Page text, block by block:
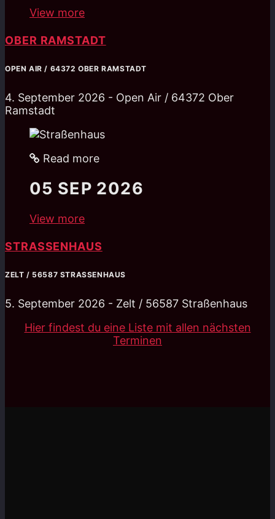
View more
OBER RAMSTADT
OPEN AIR / 64372 OBER RAMSTADT
4. September 2026 - Open Air / 64372 Ober
Ramstadt
Read more
05 SEP 2026
View more
STRASSENHAUS
ZELT / 56587 STRASSENHAUS
5. September 2026 - Zelt / 56587 Straßenhaus
Hier findest du eine Liste mit allen nächsten
Terminen